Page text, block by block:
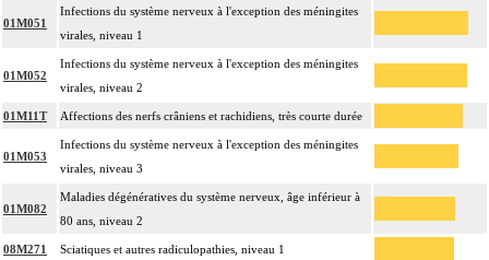
01M051
Infections du système nerveux à l'exception des méningites
virales, niveau 1
01M052
Infections du système nerveux à l'exception des méningites
virales, niveau 2
01M11T Affections des nerfs crâniens et rachidiens, très courte durée
01M053
Infections du système nerveux à l'exception des méningites
virales, niveau 3
01M082
Maladies dégénératives du système nerveux, âge inférieur à
80 ans, niveau 2
08M271 Sciatiques et autres radiculopathies, niveau 1